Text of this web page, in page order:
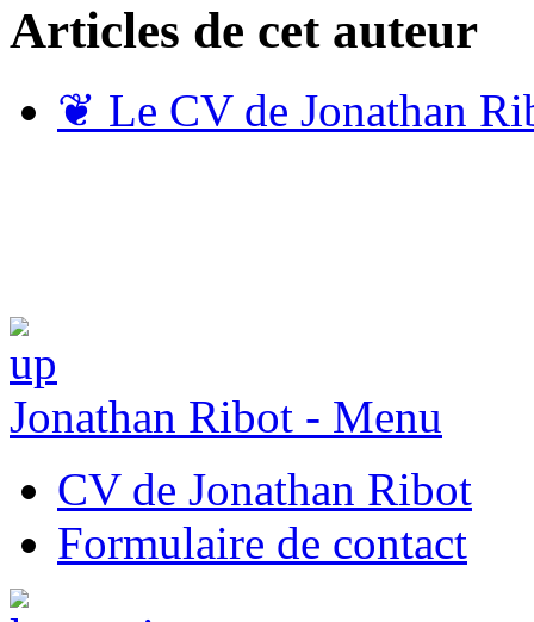
Articles de cet auteur
❦ Le CV de Jonathan
Jonathan Ribot - Menu
CV de Jonathan Ribot
Formulaire de contact